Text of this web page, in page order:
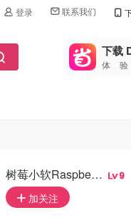
登录 联系我们
🇺🇸
🇨🇳
🇩🇪
下载
体
树莓小软RaspberryRuan 9
加关注